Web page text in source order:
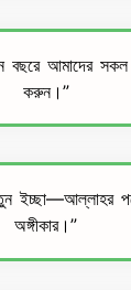
বছরে আমাদের
করুন।”
ইচ্ছা—আল্লাহর
অঙ্গীকার।”